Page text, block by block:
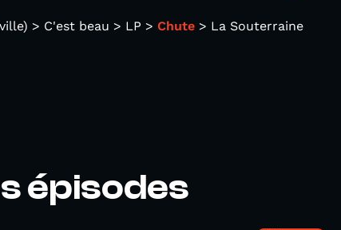
> C'est beau > LP > Chute > La Souterraine
épisodes